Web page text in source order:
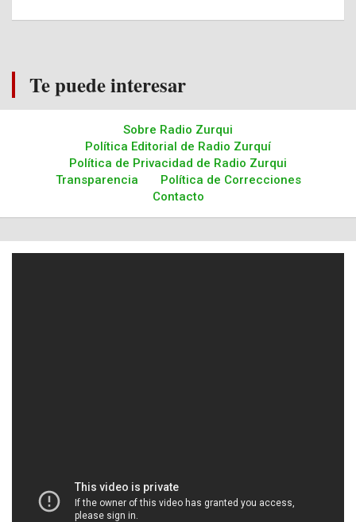
Te puede interesar
Sobre Radio Zurqui
Política Editorial de Radio Zurquí
Política de Privacidad de Radio Zurqui
Transparencia
Política de Correcciones
Contacto